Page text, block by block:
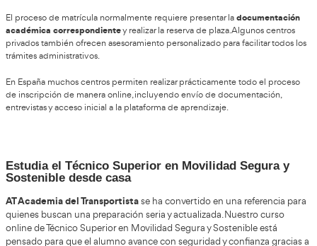
Sostenible ofrezca actualmente numerosas oportunidades
el sector público como privado.
formación vial.Sin embargo, las opciones profesionales van
También existen oportunidades en empresas de transporte,
seguridad vial, organismos públicos, programas educativos y
Muchos profesionales participan eniniciativas de
educación vial para jóvenes o programas de movilidad
por ayuntamientos y entidades públicas. La preocupación
accidentes y mejorar la sostenibilidad está aumentando la
especialistas bien preparados.